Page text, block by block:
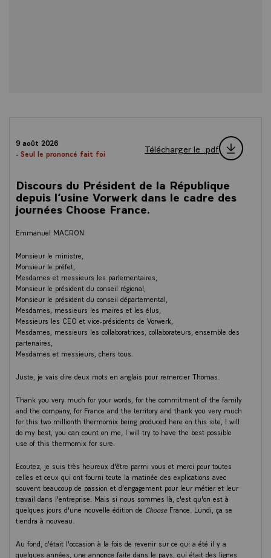
9 août 2026
- Seul le prononcé fait foi
Télécharger le .pdf
Discours du Président de la République
depuis l’usine Vorwerk dans le cadre des
journées Choose France.
Emmanuel MACRON
Monsieur le ministre,
Monsieur le préfet,
Mesdames et messieurs les parlementaires,
Monsieur le président du conseil régional,
Monsieur le président du conseil départemental,
Mesdames, messieurs les maires et les élus,
Messieurs les CEO et vice-présidents de Vorwerk,
Mesdames, messieurs les collaboratrices, collaborateurs, ensemble des
partenaires,
Mesdames et messieurs, chers tous.
Juste, je vais dire deux mots en anglais pour remercier Thomas.
Thank you very much for your words, for the commitment of the family
and the company, for France and the territory and thank you very much
for this two millionth thermomix being produced here on this site, I will
do my best, you can count on me, I will try to have the best possible
use of this thermomix for sure.
Ecoutez, je suis très heureux d'être parmi vous et merci pour toutes
celles et ceux qui ont fourni toute la matinée des explications avec
souvent beaucoup de passion et d'engagement pour leur métier et leur
travail dans l'entreprise. Mais si nous sommes là, c'est qu'on est à
quelques jours d'une nouvelle édition de Choose France. Lundi, ça se
tiendra à nouveau.
Au fond, c'était l'occasion à la fois de revenir sur ce qui a été il y a
quelques années, une annonce faite dans le pays, qui était des lignes